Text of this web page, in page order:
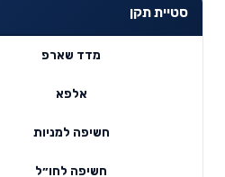
סטיית תקן
מדד שארפ
אלפא
חשיפה למניות
חשיפה לחו״ל